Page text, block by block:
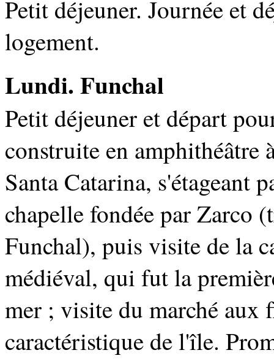
Petit déjeuner. Journée et
logement.
Lundi. Funchal
Petit déjeuner et départ
construite en amphithéâtre
Santa Catarina, s'étageant
chapelle fondée par Zarco
Funchal), puis visite de la
médiéval, qui fut la
mer ; visite du marché aux
caractéristique de l'île.